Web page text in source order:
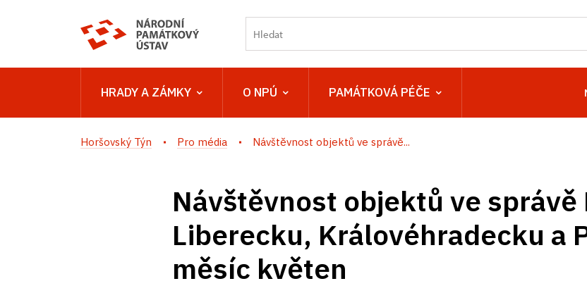
HRADY A ZÁMKY O NPÚ PAMÁTKOVÁ PÉČE
Horšovský Týn Pro média Návštěvnost objektů ve správě...
Návštěvnost objektů ve správě
Liberecku, Královéhradecku a
měsíc květen